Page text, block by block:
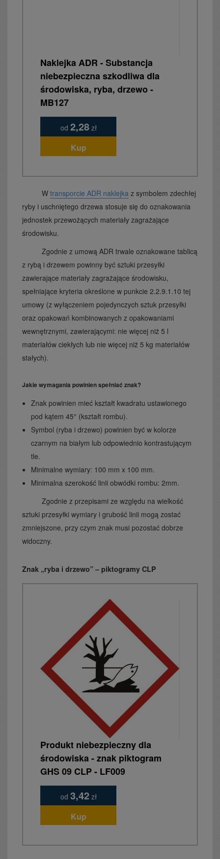
Naklejka ADR - Substancja
niebezpieczna szkodliwa dla
środowiska, ryba, drzewo -
MB127
od 2,28zł
Kup
W transporcie ADR naklejka z symbolem zdechłej
ryby i uschniętego drzewa stosuje się do oznakowania
jednostek przewożących materiały zagrażające
środowisku.
Zgodnie z umową ADR trwale oznakowane tablicą
z rybą i drzewem powinny być sztuki przesyłki
zawierające materiały zagrażające środowisku,
spełniające kryteria określone w punkcie 2.2.9.1.10 tej
umowy (z wyłączeniem pojedynczych sztuk przesyłki
oraz opakowań kombinowanych z opakowaniami
wewnętrznymi, zawierającymi: nie więcej niż 5 l
materiałów ciekłych lub nie więcej niż 5 kg materiałów
stałych).
Jakie wymagania powinien spełniać znak?
Znak powinien mieć kształt kwadratu ustawionego
pod kątem 45° (kształt rombu).
Symbol (ryba i drzewo) powinien być w kolorze
czarnym na białym lub odpowiednio kontrastującym
tle.
Minimalne wymiary: 100 mm x 100 mm.
Minimalna szerokość linii obwódki rombu: 2mm.
Zgodnie z przepisami ze względu na wielkość
sztuki przesyłki wymiary i grubość linii mogą zostać
zmniejszone, przy czym znak musi pozostać dobrze
widoczny.
Znak „ryba i drzewo” – piktogramy CLP
Produkt niebezpieczny dla
środowiska - znak piktogram
GHS 09 CLP - LF009
od 3,42zł
Kup